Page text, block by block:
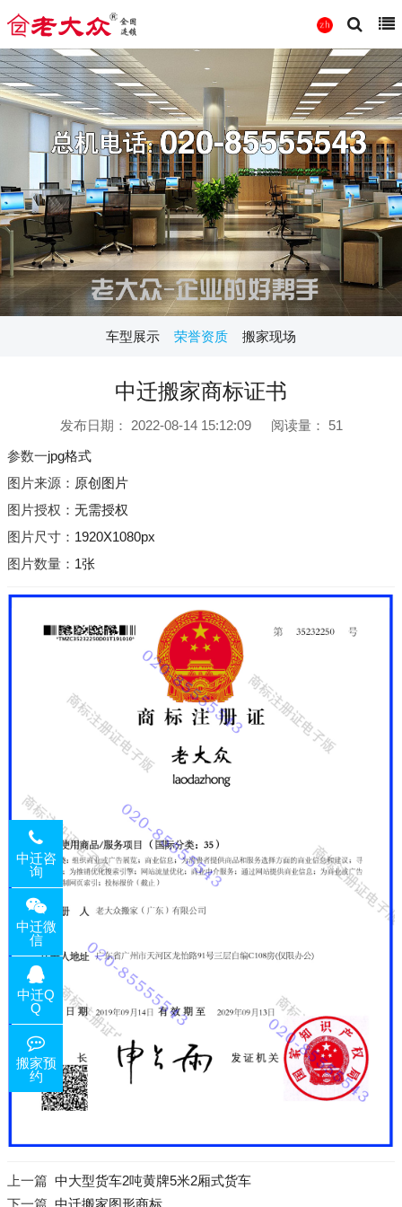
车型展示 荣誉资质 搬家现场
中迁搬家商标证书
发布日期： 2022-08-14 15:12:09 阅读量：
51
参数一jpg格式
图片来源： 原创图片
图片授权： 无需授权
图片尺寸： 1920X1080px
图片数量： 1张
上一篇 中大型货车2吨黄牌5米2厢式货车
下一篇 中迁搬家图形商标
中迁咨
询
中迁微
信
中迁Q
Q
搬家预
约